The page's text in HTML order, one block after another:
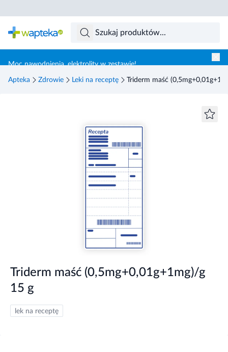
Moc nawodnienia, elektrolity w zestawie!
Apteka Zdrowie Leki na receptę Triderm maść
Triderm maść (0,5mg+0,01g+1mg)/g
15 g
lek na receptę